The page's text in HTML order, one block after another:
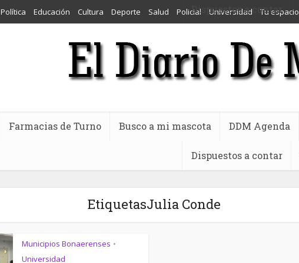
Dispuestos a contar
Política Educación Cultura Deporte Salud Policial Universidad Tu espacio
Farmacias de Turno Busco a mi mascota DDM Agenda
Dispuestos a contar
EtiquetasJulia Conde
Municipios Bonaerenses •
Universidad